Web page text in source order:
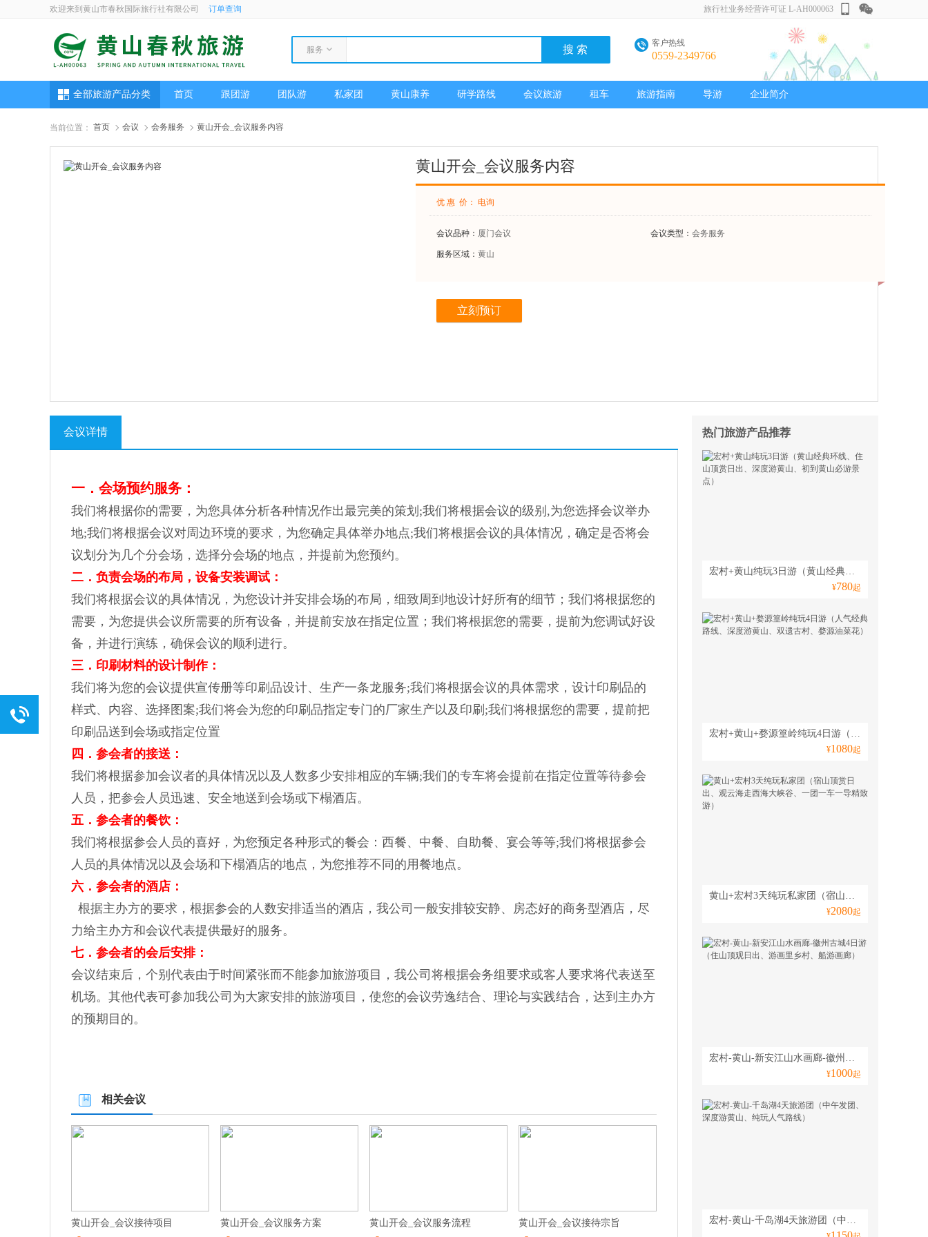
欢迎来到黄山市春秋国际旅行社有限公司 订单查询 旅行社业务经营许可证 L-AH000063
服务
客户热线
0559-2349766
全部旅游产品分类 首页 跟团游 团队游 私家团 黄山康养 研学路线 会议旅游 租车 旅游指南 导游 企业简介
当前位置： 首页 会议 会务服务 黄山开会_会议服务内容
黄山开会_会议服务内容
优 惠 价： 电询
会议品种： 厦门会议 会议类型： 会务服务
服务区域： 黄山
热门旅游产品推荐
宏村+黄山纯玩3日游（黄山经典环线、住山顶赏日出、深度游黄山、初到黄山必游景点）
¥780起
宏村+黄山+婺源篁岭纯玩4日游（人气经典路线、深度游黄山、双遗古村、婺源油菜花）
¥1080起
黄山+宏村3天纯玩私家团（宿山顶赏日出、观云海走西海大峡谷、一团一车一导精致游）
¥2080起
宏村-黄山-新安江山水画廊-徽州古城4日游（住山顶观日出、游画里乡村、船游画廊）
¥1000起
宏村-黄山-千岛湖4天旅游团（中午发团、深度游黄山、纯玩人气路线）
会议详情
一．会场预约服务：
我们将根据你的需要，为您具体分析各种情况作出最完美的策划;我们将根据会议的级别,为您选择会议举办
地;我们将根据会议对周边环境的要求，为您确定具体举办地点;我们将根据会议的具体情况，确定是否将会
议划分为几个分会场，选择分会场的地点，并提前为您预约。
二．负责会场的布局，设备安装调试：
我们将根据会议的具体情况，为您设计并安排会场的布局，细致周到地设计好所有的细节；我们将根据您的
需要，为您提供会议所需要的所有设备，并提前安放在指定位置；我们将根据您的需要，提前为您调试好设
备，并进行演练，确保会议的顺利进行。
三．印刷材料的设计制作：
我们将为您的会议提供宣传册等印刷品设计、生产一条龙服务;我们将根据会议的具体需求，设计印刷品的
样式、内容、选择图案;我们将会为您的印刷品指定专门的厂家生产以及印刷;我们将根据您的需要，提前把
印刷品送到会场或指定位置
四．参会者的接送：
我们将根据参加会议者的具体情况以及人数多少安排相应的车辆;我们的专车将会提前在指定位置等待参会
人员，把参会人员迅速、安全地送到会场或下榻酒店。
五．参会者的餐饮：
我们将根据参会人员的喜好，为您预定各种形式的餐会：西餐、中餐、自助餐、宴会等等;我们将根据参会
人员的具体情况以及会场和下榻酒店的地点，为您推荐不同的用餐地点。
六．参会者的酒店：
根据主办方的要求，根据参会的人数安排适当的酒店，我公司一般安排较安静、房态好的商务型酒店，尽
力给主办方和会议代表提供最好的服务。
七．参会者的会后安排：
会议结束后，个别代表由于时间紧张而不能参加旅游项目，我公司将根据会务组要求或客人要求将代表送至
机场。其他代表可参加我公司为大家安排的旅游项目，使您的会议劳逸结合、理论与实践结合，达到主办方
的预期目的。
相关会议
黄山开会_会议接待项目
黄山开会_会议服务方案
黄山开会_会议服务流程
黄山开会_会议接待宗旨